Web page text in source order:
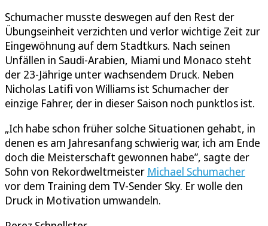
Schumacher musste deswegen auf den Rest der
Übungseinheit verzichten und verlor wichtige Zeit zur
Eingewöhnung auf dem Stadtkurs. Nach seinen
Unfällen in Saudi-Arabien, Miami und Monaco steht
der 23-Jährige unter wachsendem Druck. Neben
Nicholas Latifi von Williams ist Schumacher der
einzige Fahrer, der in dieser Saison noch punktlos ist.
„Ich habe schon früher solche Situationen gehabt, in
denen es am Jahresanfang schwierig war, ich am Ende
doch die Meisterschaft gewonnen habe”, sagte der
Sohn von Rekordweltmeister Michael Schumacher
vor dem Training dem TV-Sender Sky. Er wolle den
Druck in Motivation umwandeln.